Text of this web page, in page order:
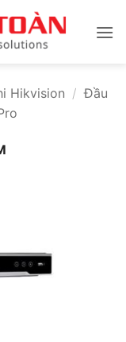
Hikvision / Đầu